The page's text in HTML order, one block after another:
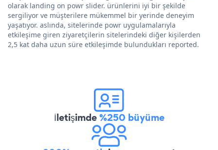
olarak landing on powr slider. ürünlerini iyi bir şekilde
sergiliyor ve müşterilere mükemmel bir yerinde deneyim
yaşatıyor. aslında, sitelerinde powr uygulamalarıyla
etkileşime giren ziyaretçilerin sitelerindeki diğer kişilerden
2,5 kat daha uzun süre etkileşimde bulundukları reported.
İletişimde%250 büyüme